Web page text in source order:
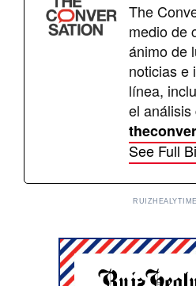
The
medio de
ánimo de
noticias e
línea,
el
See Full